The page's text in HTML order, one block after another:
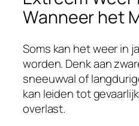
Wanneer het
Soms kan het weer in
worden. Denk aan
sneeuwval of
kan leiden tot
overlast.